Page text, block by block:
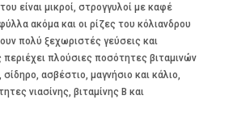
είναι μικροί, στρογγυλοί με καφέ
ακόμα και οι ρίζες του κόλιανδρου
πολύ ξεχωριστές γεύσεις και
πλούσιες ποσότητες βιταμινών
ασβέστιο, μαγνήσιο και κάλιο,
νιασίνης, βιταμίνης Β και